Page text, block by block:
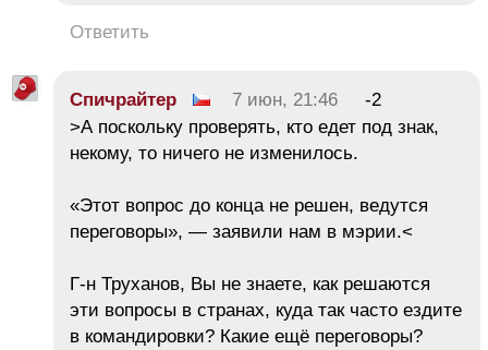
Ответить
Спичрайтер 7 июн, 21:46
-2
>А поскольку проверять, кто едет под знак,
некому, то ничего не изменилось.
«Этот вопрос до конца не решен, ведутся
переговоры», — заявили нам в мэрии.<
Г-н Труханов, Вы не знаете, как решаются
эти вопросы в странах, куда так часто ездите
в командировки? Какие ещё переговоры?